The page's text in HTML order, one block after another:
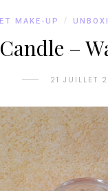
MAKE-UP /
–
21 JUILLET